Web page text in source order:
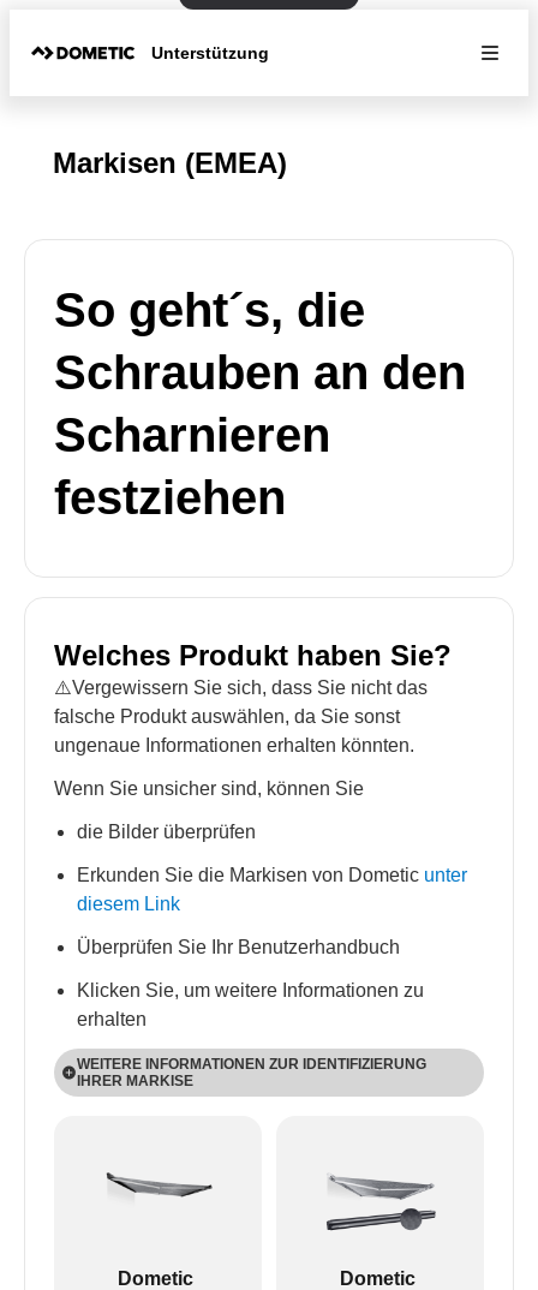
Unterstützung
Markisen (EMEA)
So geht´s, die
Schrauben an den
Scharnieren
festziehen
Welches Produkt haben Sie?
⚠️Vergewissern Sie sich, dass Sie nicht das
falsche Produkt auswählen, da Sie sonst
ungenaue Informationen erhalten könnten.
Wenn Sie unsicher sind, können Sie
die Bilder überprüfen
Erkunden Sie die Markisen von Dometic unter
diesem Link
Überprüfen Sie Ihr Benutzerhandbuch
Klicken Sie, um weitere Informationen zu
erhalten
WEITERE INFORMATIONEN ZUR IDENTIFIZIERUNG
IHRER MARKISE
Bei allen PW- und PR-Produkten außer PW 1100
kann ein Motor eingebaut werden, so dass das
Dometic
Dometic